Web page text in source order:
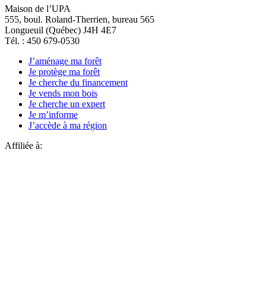
Maison de l’UPA
555, boul. Roland-Therrien, bureau 565
Longueuil (Québec) J4H 4E7
Tél. : 450 679-0530
J’aménage ma forêt
Je protège ma forêt
Je cherche du financement
Je vends mon bois
Je cherche un expert
Je m’informe
J’accède à ma région
Affiliée à: